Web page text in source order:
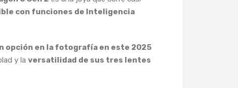
con funciones de Inteligencia
opción en la fotografía en este 2025
y la versatilidad de sus tres lentes